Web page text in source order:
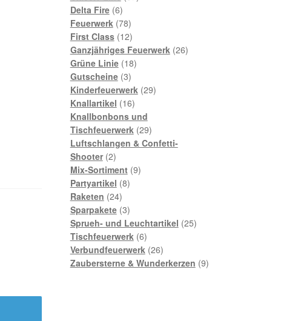
Delta Fire 66
Produkte
Feuerwerk 7878
Produkte
First Class 1212
Produkte
Ganzjähriges Feuerwerk 2626
Grüne Linie 1818
Gutscheine 33
Produkte
Kinderfeuerwerk 2929
Knallartikel 1616
Produkte
Knallbonbons und
Tischfeuerwerk 2929
Produkte
Luftschlangen & Confetti-
Shooter 22
Produkte
Mix-Sortiment 99
Partyartikel 88
Raketen 2424
Produkte
Sparpakete 33
Produkte
Sprueh- und Leuchtartikel 2525
Tischfeuerwerk 66
Produkte
Verbundfeuerwerk 2626
Produkte
Zaubersterne & Wunderkerzen 99